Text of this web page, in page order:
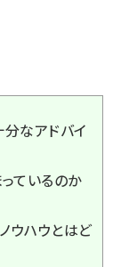
なアドバイ
ているのか
ウハウとはど